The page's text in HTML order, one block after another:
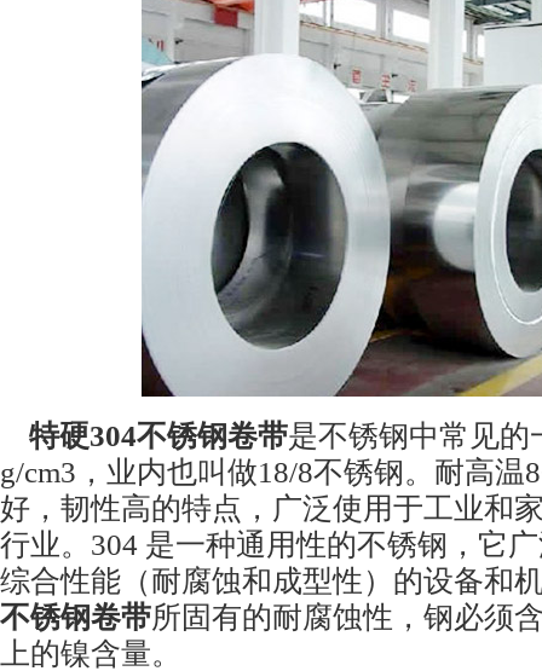
特硬304不锈钢卷带是不锈钢中常见的
g/cm3 ，业内也叫做18/8不锈钢。耐高温
好，韧性高的特点，广泛使用于工业和
行业。 304 是一种通用性的不锈钢，它
综合性能（耐腐蚀和成型性）的设备和
不锈钢卷带所固有的耐腐蚀性，钢必须
上的镍含量。